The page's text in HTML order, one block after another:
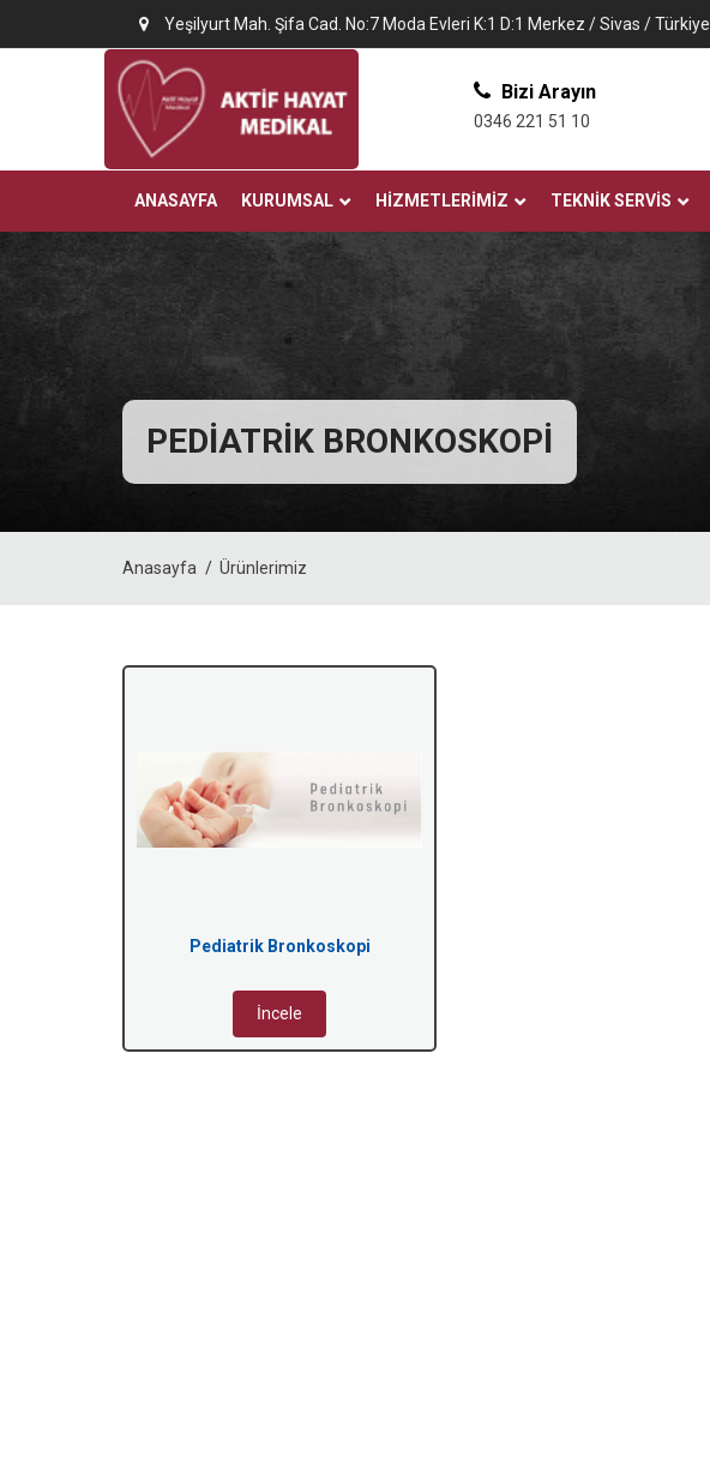
Yeşilyurt Mah. Şifa Cad. No:7 Moda Evleri K:1 D:1 Merkez / Sivas / Türkiye
Bizi Arayın
0346 221 51 10
ANASAYFA KURUMSAL HIZMETLERIMIZ TEKNIK SERVIS
PEDIATRIK BRONKOSKOPI
Anasayfa Ürünlerimiz
Pediatrik Bronkoskopi
İncele